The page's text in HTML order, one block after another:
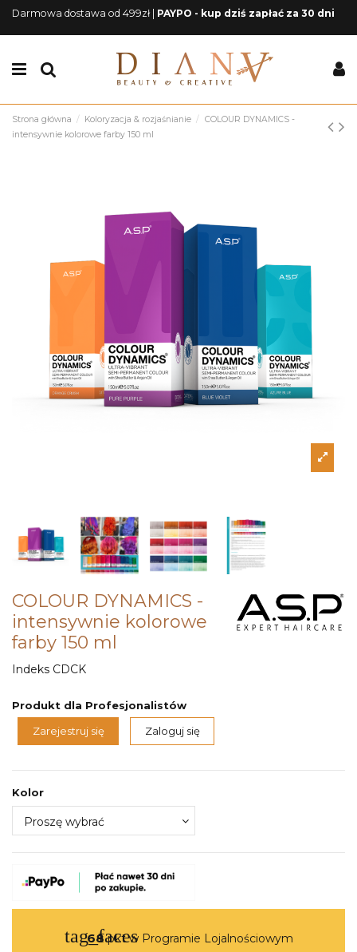
Darmowa dostawa od 499zł | PAYPO - kup dziś zapłać za 30 dni
Strona główna Koloryzacja & rozjaśnianie
COLOUR DYNAMICS -
intensywnie kolorowe farby 150 ml
COLOUR DYNAMICS -
intensywnie kolorowe
farby 150 ml
Indeks CDCK
Produkt dla Profesjonalistów
Zarejestruj się
Zaloguj się
Kolor
tag_faces
68pkt w Programie Lojalnościowym